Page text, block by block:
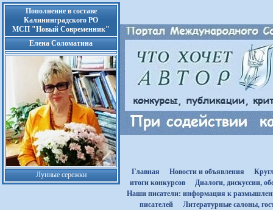
Пополнение в составе
Калининградского РО
МСП "Новый Современник"
Елена Соломатина
Лунные сережки Главная Новости и объявления
итоги конкурсов
Диалоги, дискуссии,
Наши писатели: информация к
писателей
Литературные салоны,